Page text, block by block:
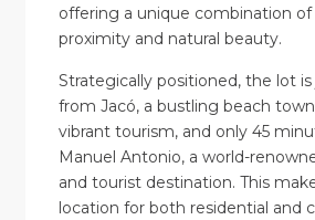
offering a unique combination of
proximity and natural beauty.
Strategically positioned, the lot
from Jacó, a bustling beach
vibrant tourism, and only 45
Manuel Antonio, a world-
and tourist destination. This
location for both residential and